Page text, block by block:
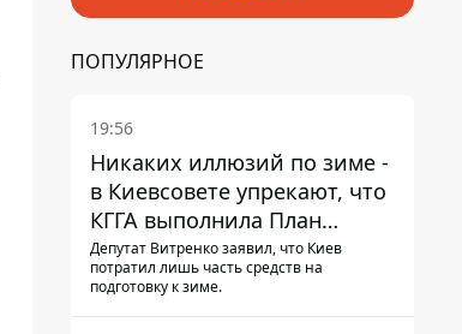
ПОПУЛЯРНОЕ
19:56
Никаких иллюзий по зиме -
в Киевсовете упрекают, что
КГГА выполнила План
устойчивости на 20%
Депутат Витренко заявил, что Киев
потратил лишь часть средств на
подготовку к зиме.